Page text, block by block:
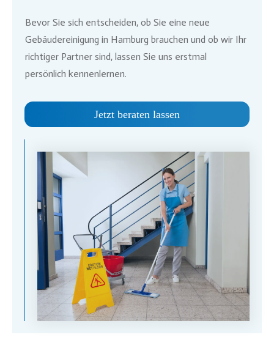
Bevor Sie sich entscheiden, ob Sie eine neue
Gebäudereinigung in Hamburg brauchen und ob wir Ihr
richtiger Partner sind, lassen Sie uns erstmal
persönlich kennenlernen.
Jetzt beraten lassen